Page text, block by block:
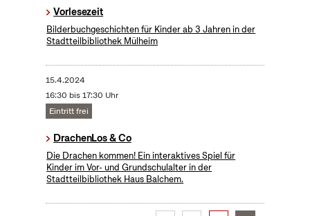
Vorlesezeit
Bilderbuchgeschichten für Kinder ab 3 Jahren in der
Stadtteilbibliothek Mülheim
15.4.2024
16:30 bis 17:30 Uhr
Eintritt frei
DrachenLos & Co
Die Drachen kommen! Ein interaktives Spiel für
Kinder im Vor- und Grundschulalter in der
Stadtteilbibliothek Haus Balchem.